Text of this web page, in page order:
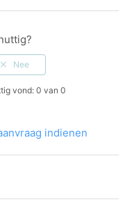
vond: 0 van 0
indienen